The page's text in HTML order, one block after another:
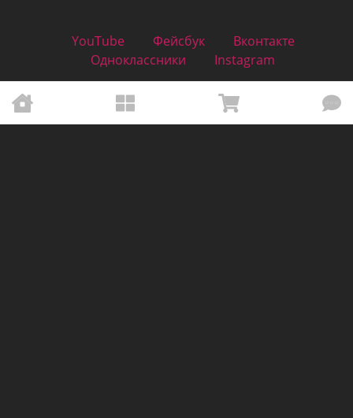
YouTube Фейсбук
Вконтакте
Одноклассники
Instagram